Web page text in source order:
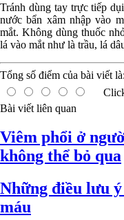
Tránh dùng tay trực tiếp
nước bẩn xâm nhập vào
mắt. Không dùng thuốc
lá vào mắt như là trầu, lá
Tổng số điểm của bài viết là:
Bài viết liên quan
Viêm phổi ở
không thể bỏ qua
Những điều lưu
máu